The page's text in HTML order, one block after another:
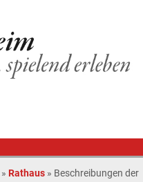
» Rathaus » Beschreibungen der